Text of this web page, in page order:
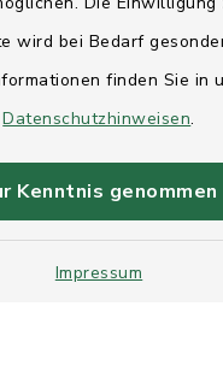
wird bei Bedarf
finden Sie in
Datenschutzhinweisen.
Kenntnis genommen
Impressum
Datenschutz
Sitemap
Intranet